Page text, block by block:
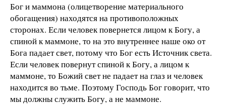
Бог и маммона (олицетворение материального
обогащения) находятся на противоположных
сторонах. Если человек повернется лицом к Богу, а
спиной к маммоне, то на это внутреннее наше око от
Бога падает свет, потому что Бог есть Источник света.
Если человек повернут спиной к Богу, а лицом к
маммоне, то Божий свет не падает на глаз и человек
находится во тьме. Поэтому Господь Бог говорит, что
мы должны служить Богу, а не маммоне.